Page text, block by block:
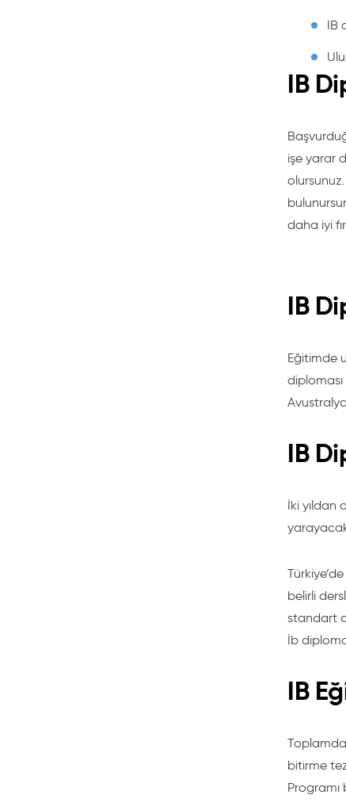
IB
IB
işe yarar
daha iyi
IB
Eğitimde
IB
İki yıldan
belirli
standart
İb
IB
Toplamda
bitirme
Programı